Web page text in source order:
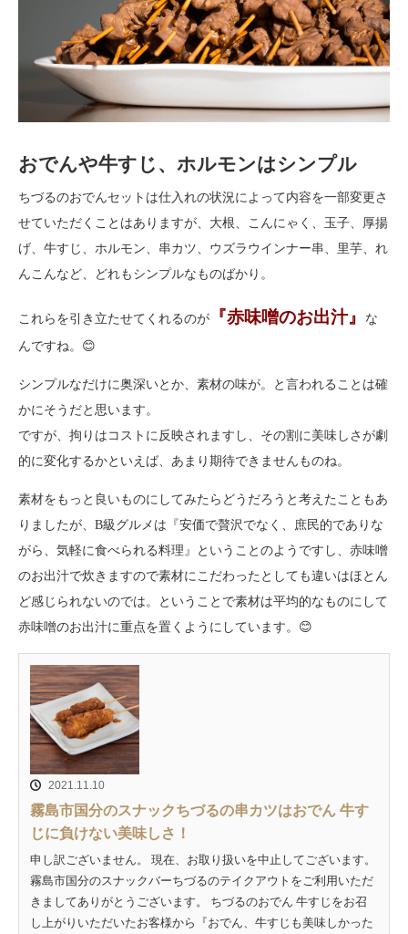
おでんや牛すじ、ホルモンはシンプル
ちづるのおでんセットは仕入れの状況によって内容を一部変更さ
せていただくことはありますが、大根、こんにゃく、玉子、厚揚
げ、牛すじ、ホルモン、串カツ、ウズラウインナー串、里芋、れ
んこんなど、どれもシンプルなものばかり。
これらを引き立たせてくれるのが 『赤味噌のお出汁』
な
んですね。😊
シンプルなだけに奥深いとか、素材の味が。と言われることは確
かにそうだと思います。
ですが、拘りはコストに反映されますし、その割に美味しさが劇
的に変化するかといえば、あまり期待できませんものね。
素材をもっと良いものにしてみたらどうだろうと考えたこともあ
りましたが、B級グルメは『安価で贅沢でなく、庶民的でありな
がら、気軽に食べられる料理』ということのようですし、赤味噌
のお出汁で炊きますので素材にこだわったとしても違いはほとん
ど感じられないのでは。ということで素材は平均的なものにして
赤味噌のお出汁に重点を置くようにしています。😊
2021.11.10
霧島市国分のスナックちづるの串カツはおでん 牛す
じに負けない美味しさ！
申し訳ございません。 現在、お取り扱いを中止してございます。
霧島市国分のスナックバーちづるのテイクアウトをご利用いただ
きましてありがとうございます。 ちづるのおでん 牛すじをお召
し上がりいただいたお客様から『おでん、牛すじも美味しかった